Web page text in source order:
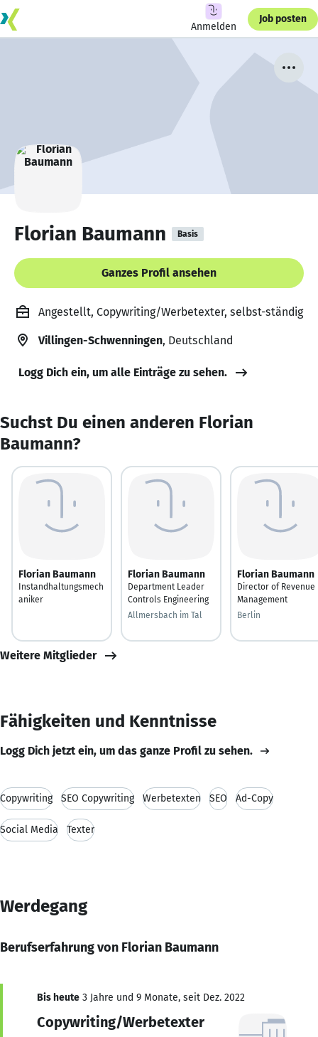
Anmelden
Job posten
Florian Baumann Basis
Ganzes Profil ansehen
Angestellt, Copywriting/Werbetexter, selbst-ständig
Villingen-Schwenningen, Deutschland
Logg Dich ein, um alle Einträge zu sehen.
Suchst Du einen anderen Florian
Baumann?
Florian Baumann
Instandhaltungsmech
aniker
Florian Baumann
Department Leader
Controls Engineering
Allmersbach im Tal
Florian Baumann
Director of Revenue
Management
Berlin
Weitere Mitglieder
Fähigkeiten und Kenntnisse
Logg Dich jetzt ein, um das ganze Profil zu sehen.
Copywriting SEO Copywriting Werbetexten SEO Ad-Copy
Social Media Texter
Werdegang
Berufserfahrung von Florian Baumann
Bis heute 3 Jahre und 9 Monate, seit Dez. 2022
Copywriting/Werbetexter